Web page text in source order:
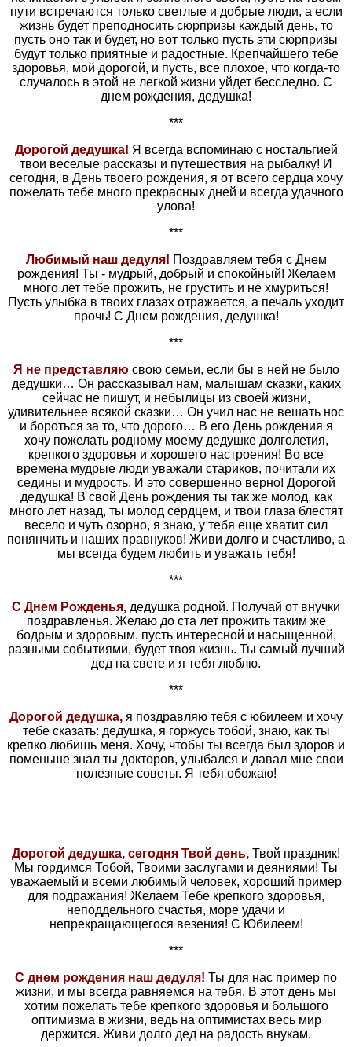
пути встречаются только светлые и добрые люди, а если
жизнь будет преподносить сюрпризы каждый день, то
пусть оно так и будет, но вот только пусть эти сюрпризы
будут только приятные и радостные. Крепчайшего тебе
здоровья, мой дорогой, и пусть, все плохое, что когда-то
случалось в этой не легкой жизни уйдет бесследно. С
днем рождения, дедушка!
***
Дорогой дедушка! Я всегда вспоминаю с ностальгией
твои веселые рассказы и путешествия на рыбалку! И
сегодня, в День твоего рождения, я от всего сердца хочу
пожелать тебе много прекрасных дней и всегда удачного
улова!
***
Любимый наш дедуля! Поздравляем тебя с Днем
рождения! Ты - мудрый, добрый и спокойный! Желаем
много лет тебе прожить, не грустить и не хмуриться!
Пусть улыбка в твоих глазах отражается, а печаль уходит
прочь! С Днем рождения, дедушка!
***
Я не представляю свою семьи, если бы в ней не было
дедушки… Он рассказывал нам, малышам сказки, каких
сейчас не пишут, и небылицы из своей жизни,
удивительнее всякой сказки… Он учил нас не вешать нос
и бороться за то, что дорого… В его День рождения я
хочу пожелать родному моему дедушке долголетия,
крепкого здоровья и хорошего настроения! Во все
времена мудрые люди уважали стариков, почитали их
седины и мудрость. И это совершенно верно! Дорогой
дедушка! В свой День рождения ты так же молод, как
много лет назад, ты молод сердцем, и твои глаза блестят
весело и чуть озорно, я знаю, у тебя еще хватит сил
понянчить и наших правнуков! Живи долго и счастливо, а
мы всегда будем любить и уважать тебя!
***
С Днем Рожденья, дедушка родной. Получай от внучки
поздравленья. Желаю до ста лет прожить таким же
бодрым и здоровым, пусть интересной и насыщенной,
разными событиями, будет твоя жизнь. Ты самый лучший
дед на свете и я тебя люблю.
***
Дорогой дедушка, я поздравляю тебя с юбилеем и хочу
тебе сказать: дедушка, я горжусь тобой, знаю, как ты
крепко любишь меня. Хочу, чтобы ты всегда был здоров и
поменьше знал ты докторов, улыбался и давал мне свои
полезные советы. Я тебя обожаю!
Дорогой дедушка, сегодня Твой день, Твой праздник!
Мы гордимся Тобой, Твоими заслугами и деяниями! Ты
уважаемый и всеми любимый человек, хороший пример
для подражания! Желаем Тебе крепкого здоровья,
неподдельного счастья, море удачи и
непрекращающегося везения! С Юбилеем!
***
С днем рождения наш дедуля! Ты для нас пример по
жизни, и мы всегда равняемся на тебя. В этот день мы
хотим пожелать тебе крепкого здоровья и большого
оптимизма в жизни, ведь на оптимистах весь мир
держится. Живи долго дед на радость внукам.